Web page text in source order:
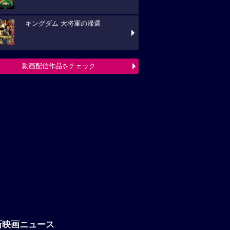
キングダム 大将軍の帰還
動画配信作品をチェック
映画ニュース